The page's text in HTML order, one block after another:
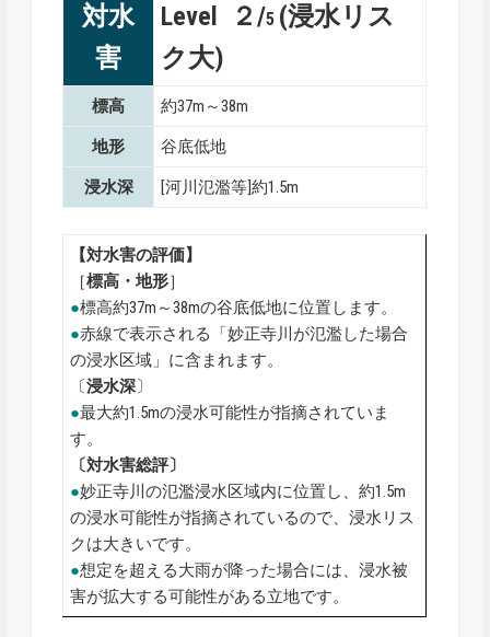
対水
害
Level ２/5 (浸水リス
ク大)
標高 約37m～38m
地形 谷底低地
浸水深 [河川氾濫等]約1.5m
【対水害の評価】
［標高・地形］
●標高約37m～38mの谷底低地に位置します。
●赤線で表示される「妙正寺川が氾濫した場合
の浸水区域」に含まれます。
〔浸水深〕
●最大約1.5mの浸水可能性が指摘されていま
す。
〔対水害総評〕
●妙正寺川の氾濫浸水区域内に位置し、約1.5m
の浸水可能性が指摘されているので、浸水リス
クは大きいです。
●想定を超える大雨が降った場合には、浸水被
害が拡大する可能性がある立地です。